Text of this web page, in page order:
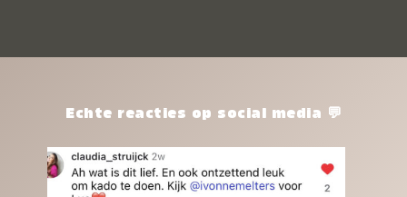
het waard.Echte reacties op social media 💬